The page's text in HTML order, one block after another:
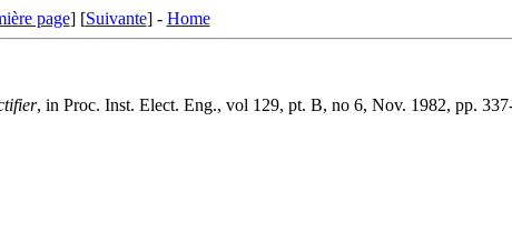
page] [Suivante] - Home
, in Proc. Inst. Elect. Eng., vol 129, pt. B, no 6, Nov. 1982, pp.